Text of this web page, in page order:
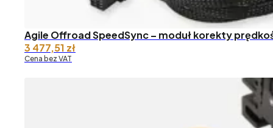
Agile Offroad SpeedSync – moduł korekty
3 477,51 zł
Cena bez VAT